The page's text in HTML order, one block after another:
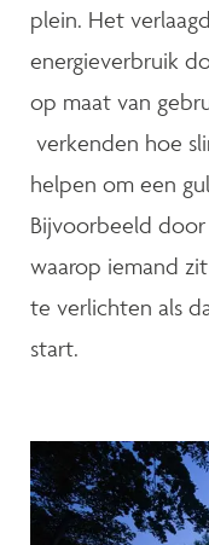
plein. Het
energieverbruik
op maat van
verkenden hoe
helpen om een
Bijvoorbeeld
waarop iemand
te verlichten als
start.